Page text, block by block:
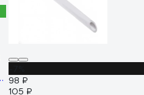
98 ₽
105 ₽